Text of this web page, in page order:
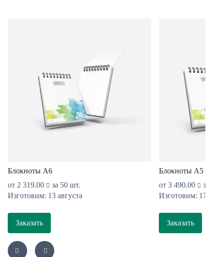
Блокноты А6
от 2 319.00
за 50 шт.
Изготовим: 13 августа
Заказать
Блокноты А5
от 3 490.00
за
Изготовим: 17
Заказать